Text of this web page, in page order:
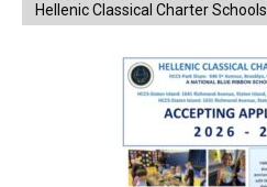
Hellenic Classical Charter Schools